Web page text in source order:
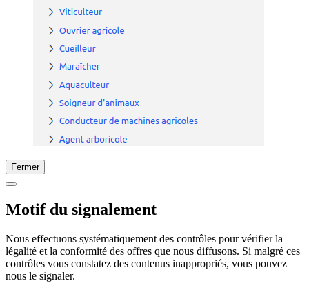
Fermer
Motif du signalement
Nous effectuons systématiquement des contrôles pour vérifier la
légalité et la conformité des offres que nous diffusons. Si malgré ces
contrôles vous constatez des contenus inappropriés, vous pouvez
nous le signaler.